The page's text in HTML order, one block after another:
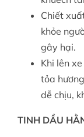
Chiết
khỏe
gây hại.
Khi lên
tỏa
dễ chịu,
TINH DẦU